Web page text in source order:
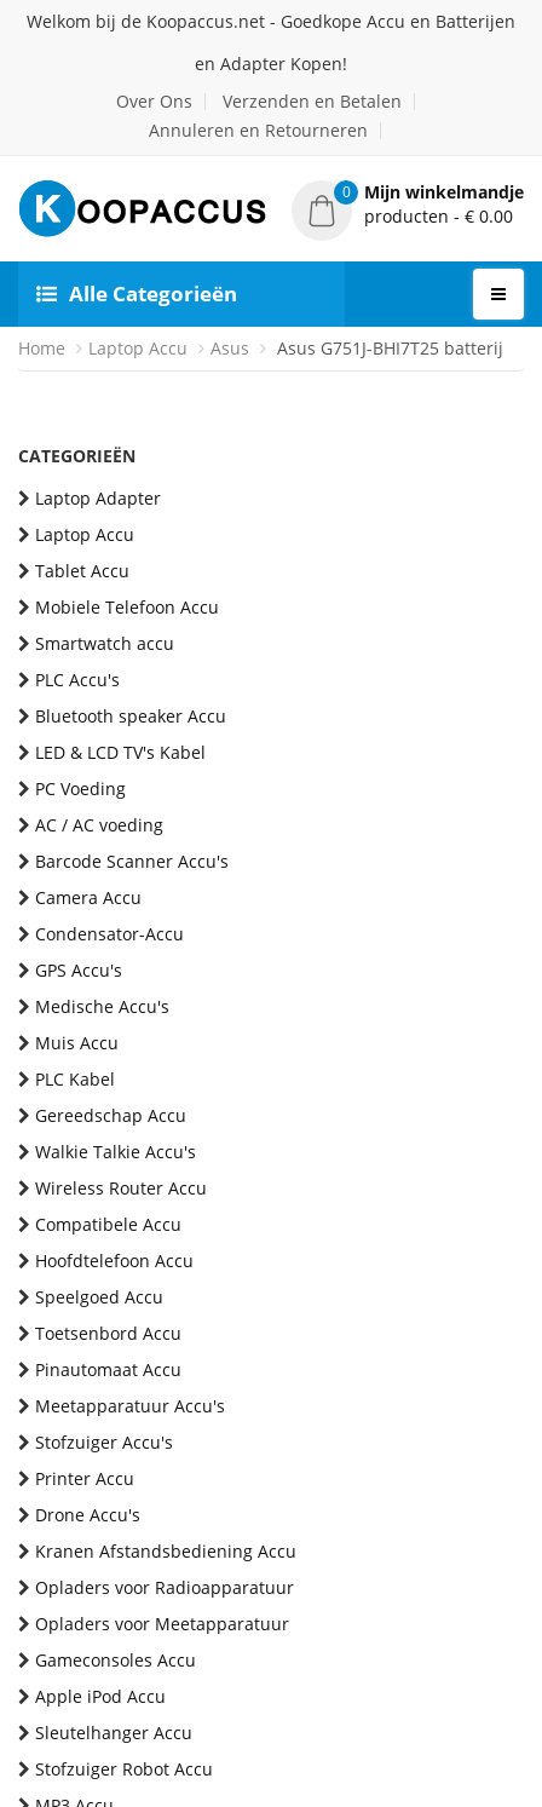
Welkom bij de Koopaccus.net - Goedkope Accu en Batterijen
en Adapter Kopen!
Over Ons
Verzenden en Betalen
Annuleren en Retourneren
0
Mijn winkelmandje
producten - € 0.00
Alle Categorieën
Home Laptop Accu Asus Asus G751J-BHI7T25 batterij
CATEGORIEËN
Laptop Adapter
Laptop Accu
Tablet Accu
Mobiele Telefoon Accu
Smartwatch accu
PLC Accu's
Bluetooth speaker Accu
LED & LCD TV's Kabel
PC Voeding
AC / AC voeding
Barcode Scanner Accu's
Camera Accu
Condensator-Accu
GPS Accu's
Medische Accu's
Muis Accu
PLC Kabel
Gereedschap Accu
Walkie Talkie Accu's
Wireless Router Accu
Compatibele Accu
Hoofdtelefoon Accu
Speelgoed Accu
Toetsenbord Accu
Pinautomaat Accu
Meetapparatuur Accu's
Stofzuiger Accu's
Printer Accu
Drone Accu's
Kranen Afstandsbediening Accu
Opladers voor Radioapparatuur
Opladers voor Meetapparatuur
Gameconsoles Accu
Apple iPod Accu
Sleutelhanger Accu
Stofzuiger Robot Accu